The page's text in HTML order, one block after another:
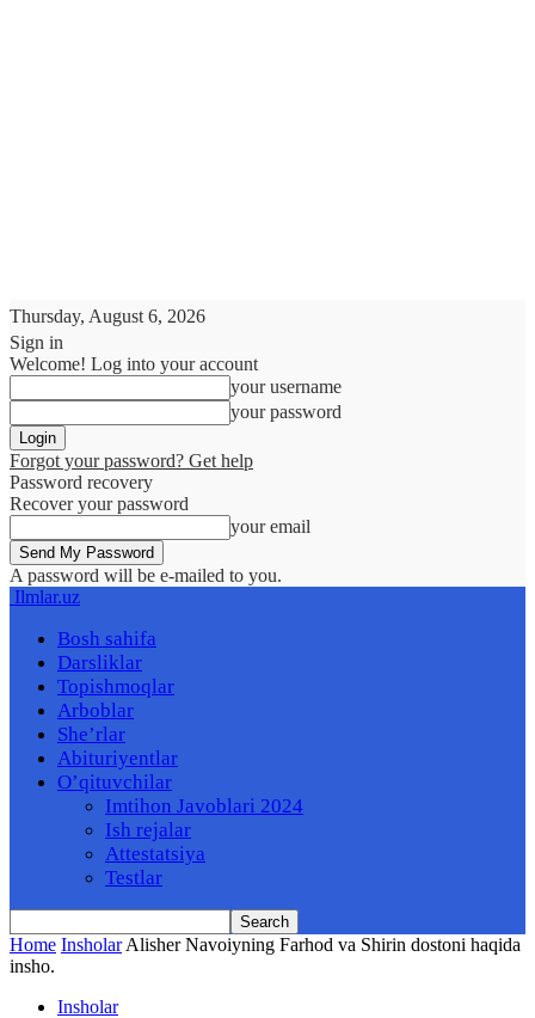
Thursday, August 6, 2026
Sign in
Welcome! Log into your account
your username
your password
Forgot your password? Get help
Password recovery
Recover your password
your email
A password will be e-mailed to you.
Ilmlar.uz
Bosh sahifa
Darsliklar
Topishmoqlar
Arboblar
She’rlar
Abituriyentlar
O’qituvchilar
Imtihon Javoblari 2024
Ish rejalar
Attestatsiya
Testlar
Home Insholar Alisher Navoiyning Farhod va Shirin dostoni haqida
insho.
Insholar